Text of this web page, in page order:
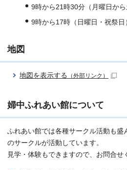
9時から21時30分（月曜日から
9時から17時（日曜日・祝祭日
地図
地図を表示する （外部リンク）
婦中ふれあい館について
ふれあい館では各種サークル活動も盛
のサークルが活動しています。
見学・体験もできますので、お問合せ